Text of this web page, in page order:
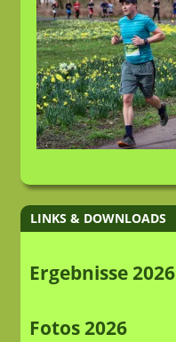
LINKS & DOWNLOADS
Ergebnisse 2026
Fotos 2026